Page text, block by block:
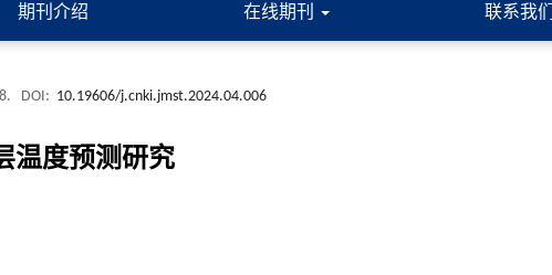
期刊介绍 在线期刊 联系我们
DOI: 10.19606/j.cnki.jmst.2024.04.006
温度预测研究